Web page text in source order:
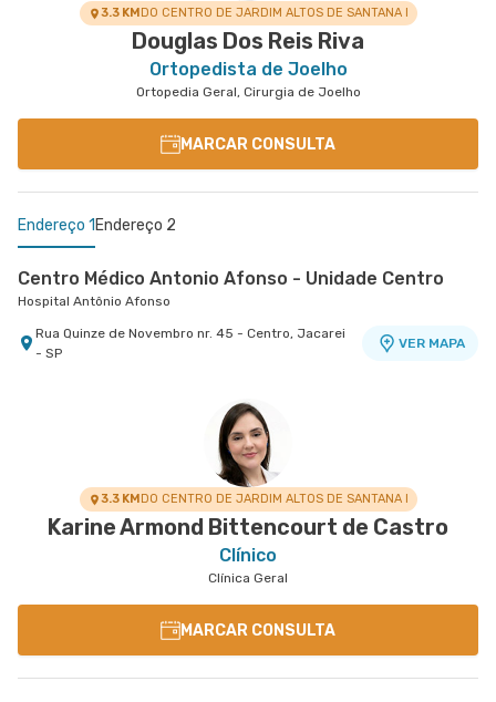
3.3 KMDO CENTRO DE JARDIM ALTOS DE SANTANA I
Douglas Dos Reis Riva
Ortopedista de Joelho
Ortopedia Geral, Cirurgia de Joelho
MARCAR CONSULTA
Endereço 1 Endereço 2
Centro Médico Antonio Afonso - Unidade Centro
Hospital Antônio Afonso
Rua Quinze de Novembro nr. 45 - Centro, Jacarei
- SP
VER MAPA
Rua Carlos Maria Auricchio nr. 70 - Jardim
Aquarius, Sao Jose Dos Campos - SP
3.3 KMDO CENTRO DE JARDIM ALTOS DE SANTANA I
Karine Armond Bittencourt de Castro
Clínico
Clínica Geral
MARCAR CONSULTA